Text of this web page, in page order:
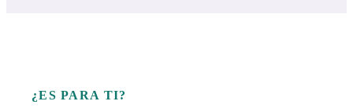
¿ES PARA TI?